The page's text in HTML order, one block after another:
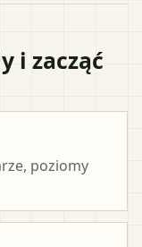
i zacząć
poziomy